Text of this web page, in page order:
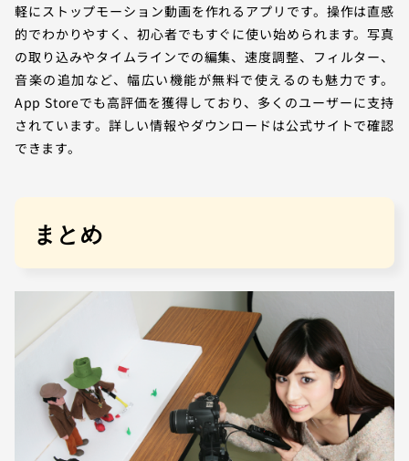
軽にストップモーション動画を作れるアプリです。操作は直感
的でわかりやすく、初心者でもすぐに使い始められます。写真
の取り込みやタイムラインでの編集、速度調整、フィルター、
音楽の追加など、幅広い機能が無料で使えるのも魅力です。
App Storeでも高評価を獲得しており、多くのユーザーに支持
されています。詳しい情報やダウンロードは公式サイトで確認
できます。
まとめ